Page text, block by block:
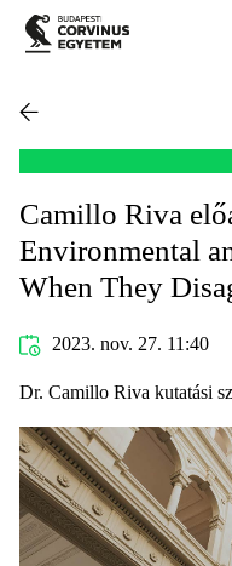
Camillo Riva
Environmental
When They
2023. nov. 27. 11:40
Dr. Camillo Riva kutatási